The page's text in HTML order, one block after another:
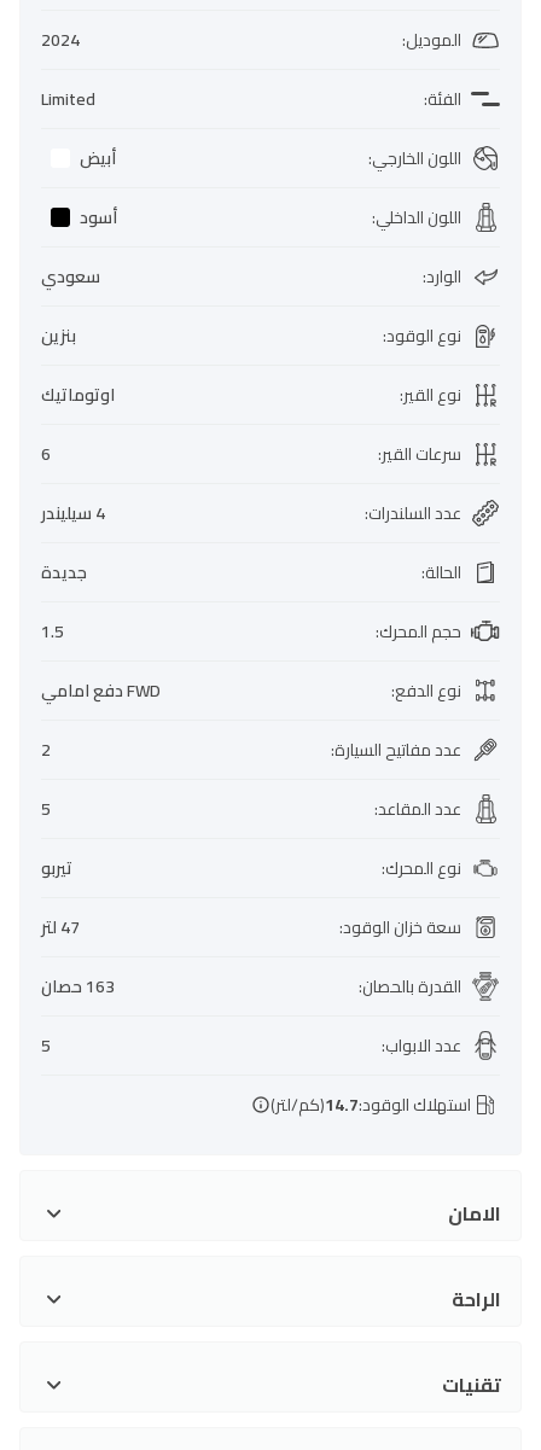
الموديل:
2024
الفئة:
Limited
اللون الخارجي:
أبيض
اللون الداخلي:
أسود
الوارد:
سعودي
نوع الوقود:
بنزين
نوع القير:
اوتوماتيك
سرعات القير:
6
عدد السلندرات:
4 سيليندر
الحالة:
جديدة
حجم المحرك:
1.5
نوع الدفع:
FWD دفع امامي
عدد مفاتيح السيارة:
2
عدد المقاعد:
5
نوع المحرك:
تيربو
سعة خزان الوقود:
47 لتر
القدرة بالحصان:
163 حصان
عدد الابواب:
5
استهلاك الوقود:14.7(كم/لتر)
الامان
الراحة
تقنيات